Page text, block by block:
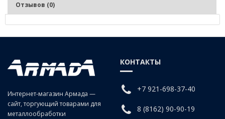
Отзывов (0)
Серия:
Средняя
Материал:
Класс точности:
B (продольно-винтовой прокат)
Угол наклона спирали:
Интернет-магазин Армада —
сайт, торгующий товарами для
металлообработки
КОНТАКТЫ
+7 921-698-37-40
8 (8162) 90-90-19